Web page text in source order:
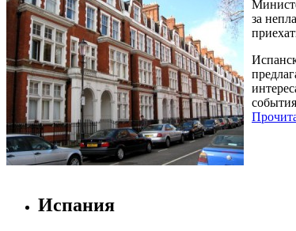
за
Испания